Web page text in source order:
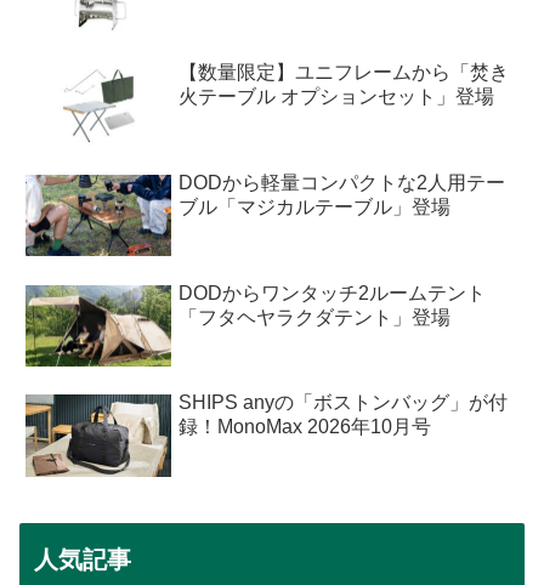
【数量限定】ユニフレームから「焚き
火テーブル オプションセット」登場
DODから軽量コンパクトな2人用テー
ブル「マジカルテーブル」登場
DODからワンタッチ2ルームテント
「フタヘヤラクダテント」登場
SHIPS anyの「ボストンバッグ」が付
録！MonoMax 2026年10月号
人気記事